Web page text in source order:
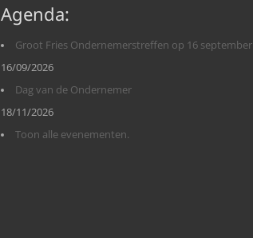
Agenda:
Groot Fries Ondernemerstreffen op 16 september
16/09/2026
Dag van de Ondernemer
18/11/2026
Toon alle evenementen.